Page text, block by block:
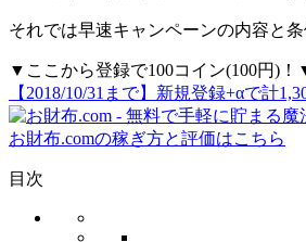
それでは早速キャンペーンの内容と
▼ここから登録で100コイン(100円)！
【2018/10/31まで】新規登録+αで計
お財布.comの稼ぎ方と評価はこちら
目次